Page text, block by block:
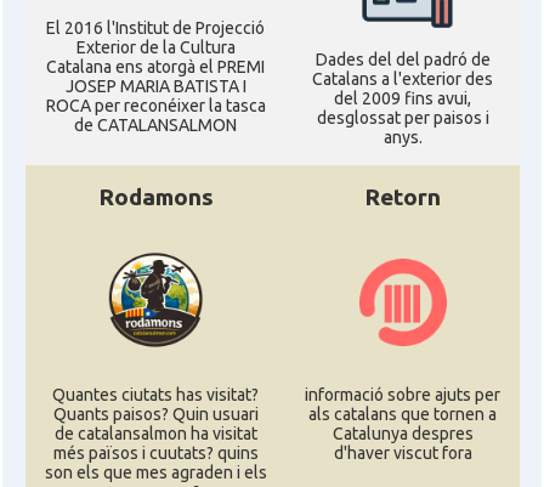
El 2016 l'Institut de Projecció
Exterior de la Cultura
Catalana ens atorgà el PREMI
JOSEP MARIA BATISTA I
ROCA per reconéixer la tasca
de CATALANSALMON
Dades del del padró de
Catalans a l'exterior des
del 2009 fins avui,
desglossat per paisos i
anys.
Rodamons
Quantes ciutats has visitat?
Quants paisos? Quin usuari
de catalansalmon ha visitat
més països i cuutats? quins
son els que mes agraden i els
Retorn
informació sobre ajuts per
als catalans que tornen a
Catalunya despres
d'haver viscut fora